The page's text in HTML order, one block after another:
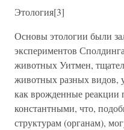
Этология[3]
Основы этологии были
экспериментов
животных Уитмен,
животных разных видов,
как врожденные реакции
константными, что,
структурам (органам),